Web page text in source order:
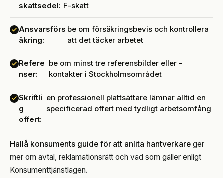
skattsedel: F-skatt
Ansvarsförs
äkring:
be om försäkringsbevis och kontrollera
att det täcker arbetet
Refere
nser:
be om minst tre referensbilder eller -
kontakter i Stockholmsområdet
Skriftli
g
offert:
en professionell plattsättare lämnar alltid en
specificerad offert med tydligt arbetsomfång
Hallå konsuments guide för att anlita hantverkare ger
mer om avtal, reklamationsrätt och vad som gäller enligt
Konsumenttjänstlagen.